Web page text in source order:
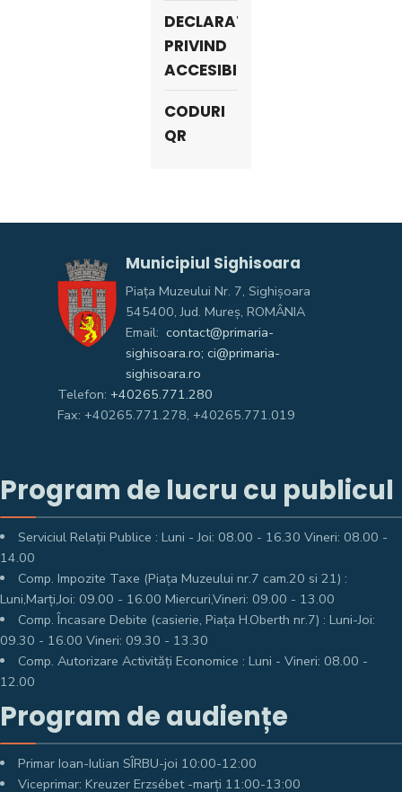
DECLARATIE
PRIVIND
ACCESIBILITATE
CODURI
QR
Municipiul Sighisoara
Piața Muzeului Nr. 7, Sighişoara
545400, Jud. Mureş, ROMÂNIA
Email: contact@primaria-
sighisoara.ro; ci@primaria-
sighisoara.ro
Telefon: +40265.771.280
Fax: +40265.771.278, +40265.771.019
Program de lucru cu publicul
Serviciul Relații Publice : Luni - Joi: 08.00 - 16.30 Vineri: 08.00 -
14.00
Comp. Impozite Taxe (Piața Muzeului nr.7 cam.20 si 21) :
Luni,Marți,Joi: 09.00 - 16.00 Miercuri,Vineri: 09.00 - 13.00
Comp. Încasare Debite (casierie, Piața H.Oberth nr.7) : Luni-Joi:
09.30 - 16.00 Vineri: 09.30 - 13.30
Comp. Autorizare Activități Economice : Luni - Vineri: 08.00 -
12.00
Program de audiențe
Primar Ioan-Iulian SÎRBU-joi 10:00-12:00
Viceprimar: Kreuzer Erzsébet -marți 11:00-13:00